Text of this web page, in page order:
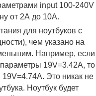
input 100-240V
от 2А до 10A.
для ноутбуков с
чем указано на
Например, если
19V=3.42A, то
Это никак не
Ноутбук будет